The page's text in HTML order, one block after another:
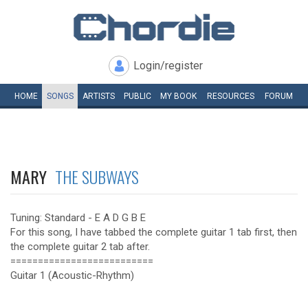
Login/register
HOME SONGS ARTISTS PUBLIC MY BOOK RESOURCES FORUM
MARY THE SUBWAYS
Tuning: Standard - E A D G B E
For this song, I have tabbed the complete guitar 1 tab first, then
the complete guitar 2 tab after.
==========================
Guitar 1 (Acoustic-Rhythm)